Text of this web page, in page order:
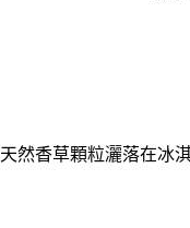
天然香草顆粒灑落在冰